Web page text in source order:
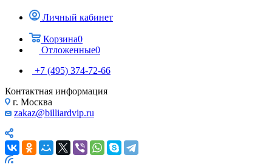
Личный кабинет
Корзина0
Отложенные0
+7 (495) 374-72-66
Контактная информация
г. Москва
zakaz@billiardvip.ru